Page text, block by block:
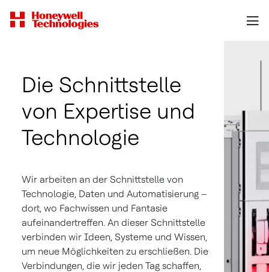
Die Schnittstelle
von Expertise und
Technologie
Wir arbeiten an der Schnittstelle von
Technologie, Daten und Automatisierung –
dort, wo Fachwissen und Fantasie
aufeinandertreffen. An dieser Schnittstelle
verbinden wir Ideen, Systeme und Wissen,
um neue Möglichkeiten zu erschließen. Die
Verbindungen, die wir jeden Tag schaffen,